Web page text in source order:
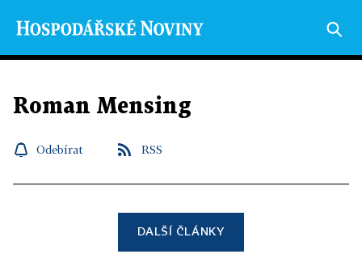
Roman Mensing
Odebírat RSS
DALŠÍ ČLÁNKY